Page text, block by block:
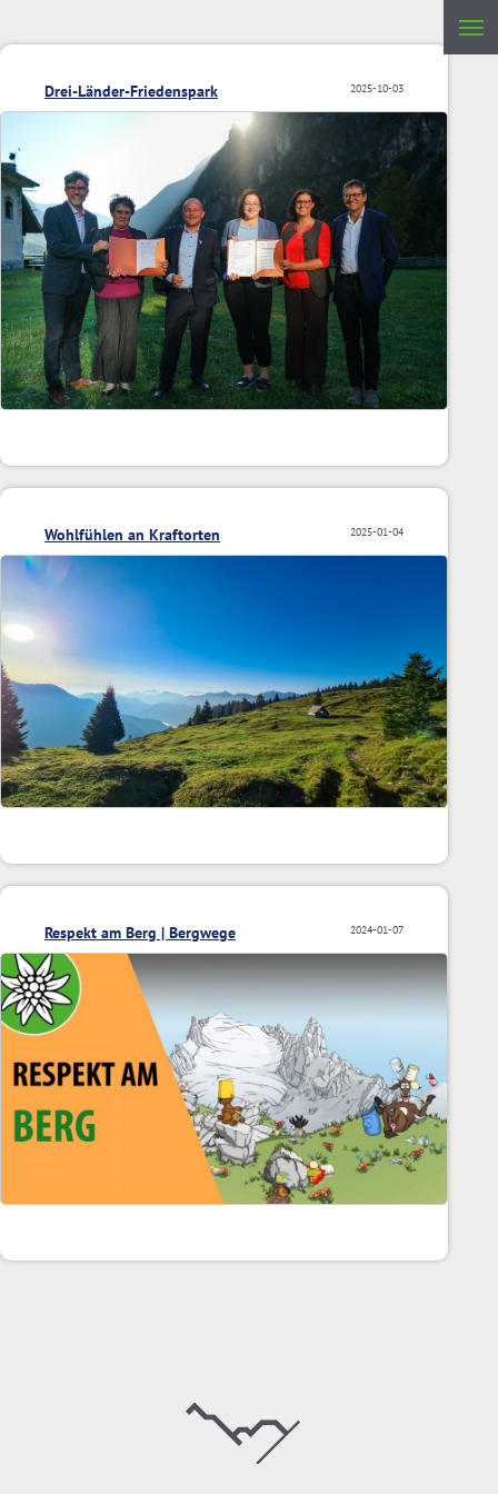
2025-10-03
Drei-Länder-Friedenspark
2025-01-04
Wohlfühlen an Kraftorten
2024-01-07
Respekt am Berg | Bergwege